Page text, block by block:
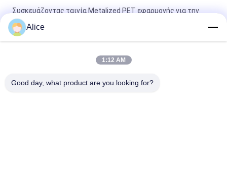
Συσκευάζοντας ταινία Metalized PET εφαρμογής για την
τοποθέτηση σε στρώματα
Υλική ταινία Metalized PET εφαρμογής επιφάνειας για την
σιλικόνη
Alice
1:12 AM
Good day, what product are you looking for?